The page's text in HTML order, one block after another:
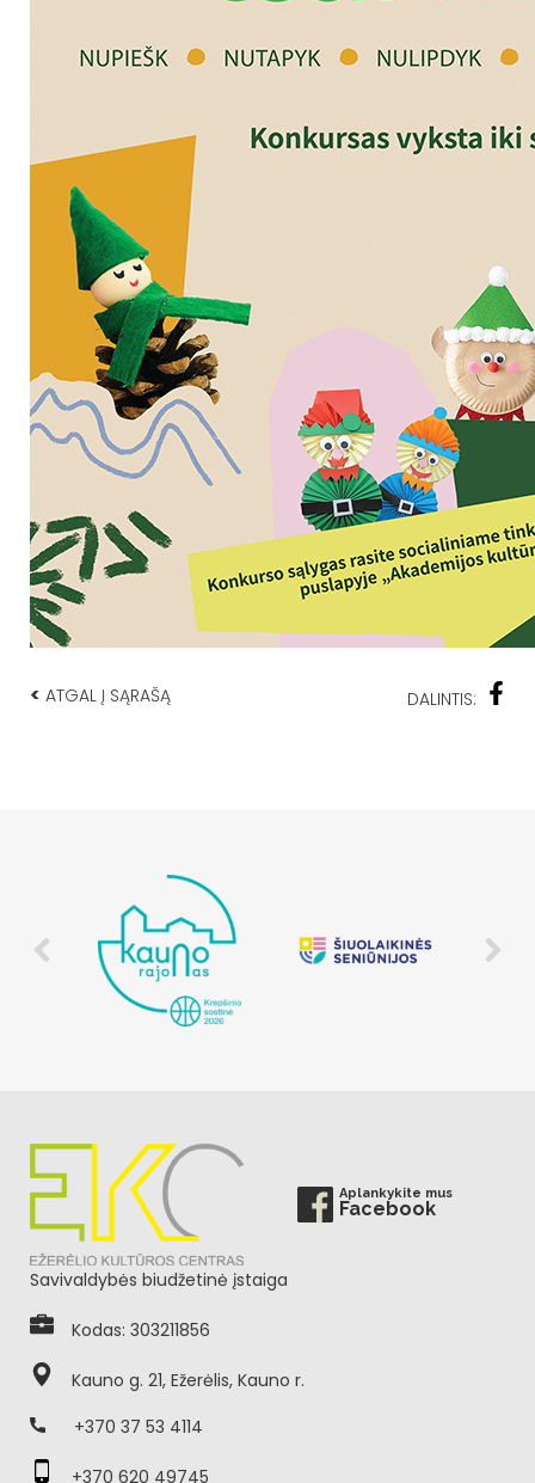
< ATGAL Į SĄRAŠĄ DALINTIS:
Aplankykite mus
Facebook
Savivaldybės biudžetinė įstaiga
Kodas: 303211856
Kauno g. 21, Ežerėlis, Kauno r.
+370 37 53 4114
+370 620 49745